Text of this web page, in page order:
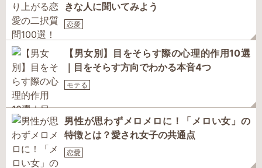
きな人に聞いてみよう
恋愛
【男女別】目をそらす際の心理的作用10選
｜目をそらす方向でわかる本音4つ
モテる
男性が思わずメロメロに！「メロい女」の
特徴とは？愛され女子の共通点
恋愛